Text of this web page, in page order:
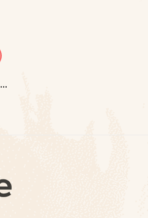
Arma Tu Triple Pack – Mascotas